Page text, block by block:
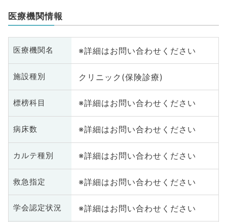
医療機関情報
医療機関名 ※詳細はお問い合わせください
施設種別 クリニック(保険診療)
標榜科目 ※詳細はお問い合わせください
病床数 ※詳細はお問い合わせください
カルテ種別 ※詳細はお問い合わせください
救急指定 ※詳細はお問い合わせください
学会認定状況 ※詳細はお問い合わせください